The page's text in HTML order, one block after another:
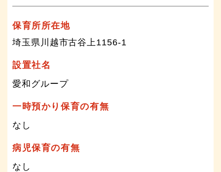
保育所所在地
埼玉県川越市古谷上1156-1
設置社名
愛和グループ
一時預かり保育の有無
なし
病児保育の有無
なし